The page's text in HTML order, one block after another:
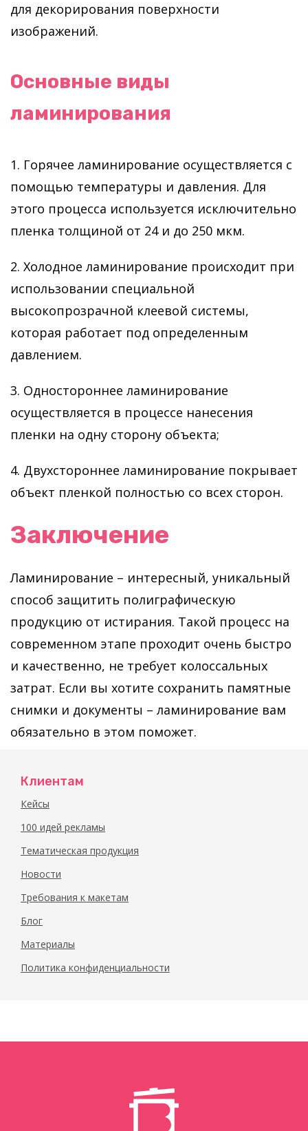
для декорирования поверхности
изображений.
Основные виды
ламинирования
1. Горячее ламинирование осуществляется с
помощью температуры и давления. Для
этого процесса используется исключительно
пленка толщиной от 24 и до 250 мкм.
2. Холодное ламинирование происходит при
использовании специальной
высокопрозрачной клеевой системы,
которая работает под определенным
давлением.
3. Одностороннее ламинирование
осуществляется в процессе нанесения
пленки на одну сторону объекта;
4. Двухстороннее ламинирование покрывает
объект пленкой полностью со всех сторон.
Заключение
Ламинирование – интересный, уникальный
способ защитить полиграфическую
продукцию от истирания. Такой процесс на
современном этапе проходит очень быстро
и качественно, не требует колоссальных
затрат. Если вы хотите сохранить памятные
снимки и документы – ламинирование вам
обязательно в этом поможет.
Клиентам
Кейсы
100 идей рекламы
Тематическая продукция
Новости
Требования к макетам
Блог
Материалы
Политика конфиденциальности